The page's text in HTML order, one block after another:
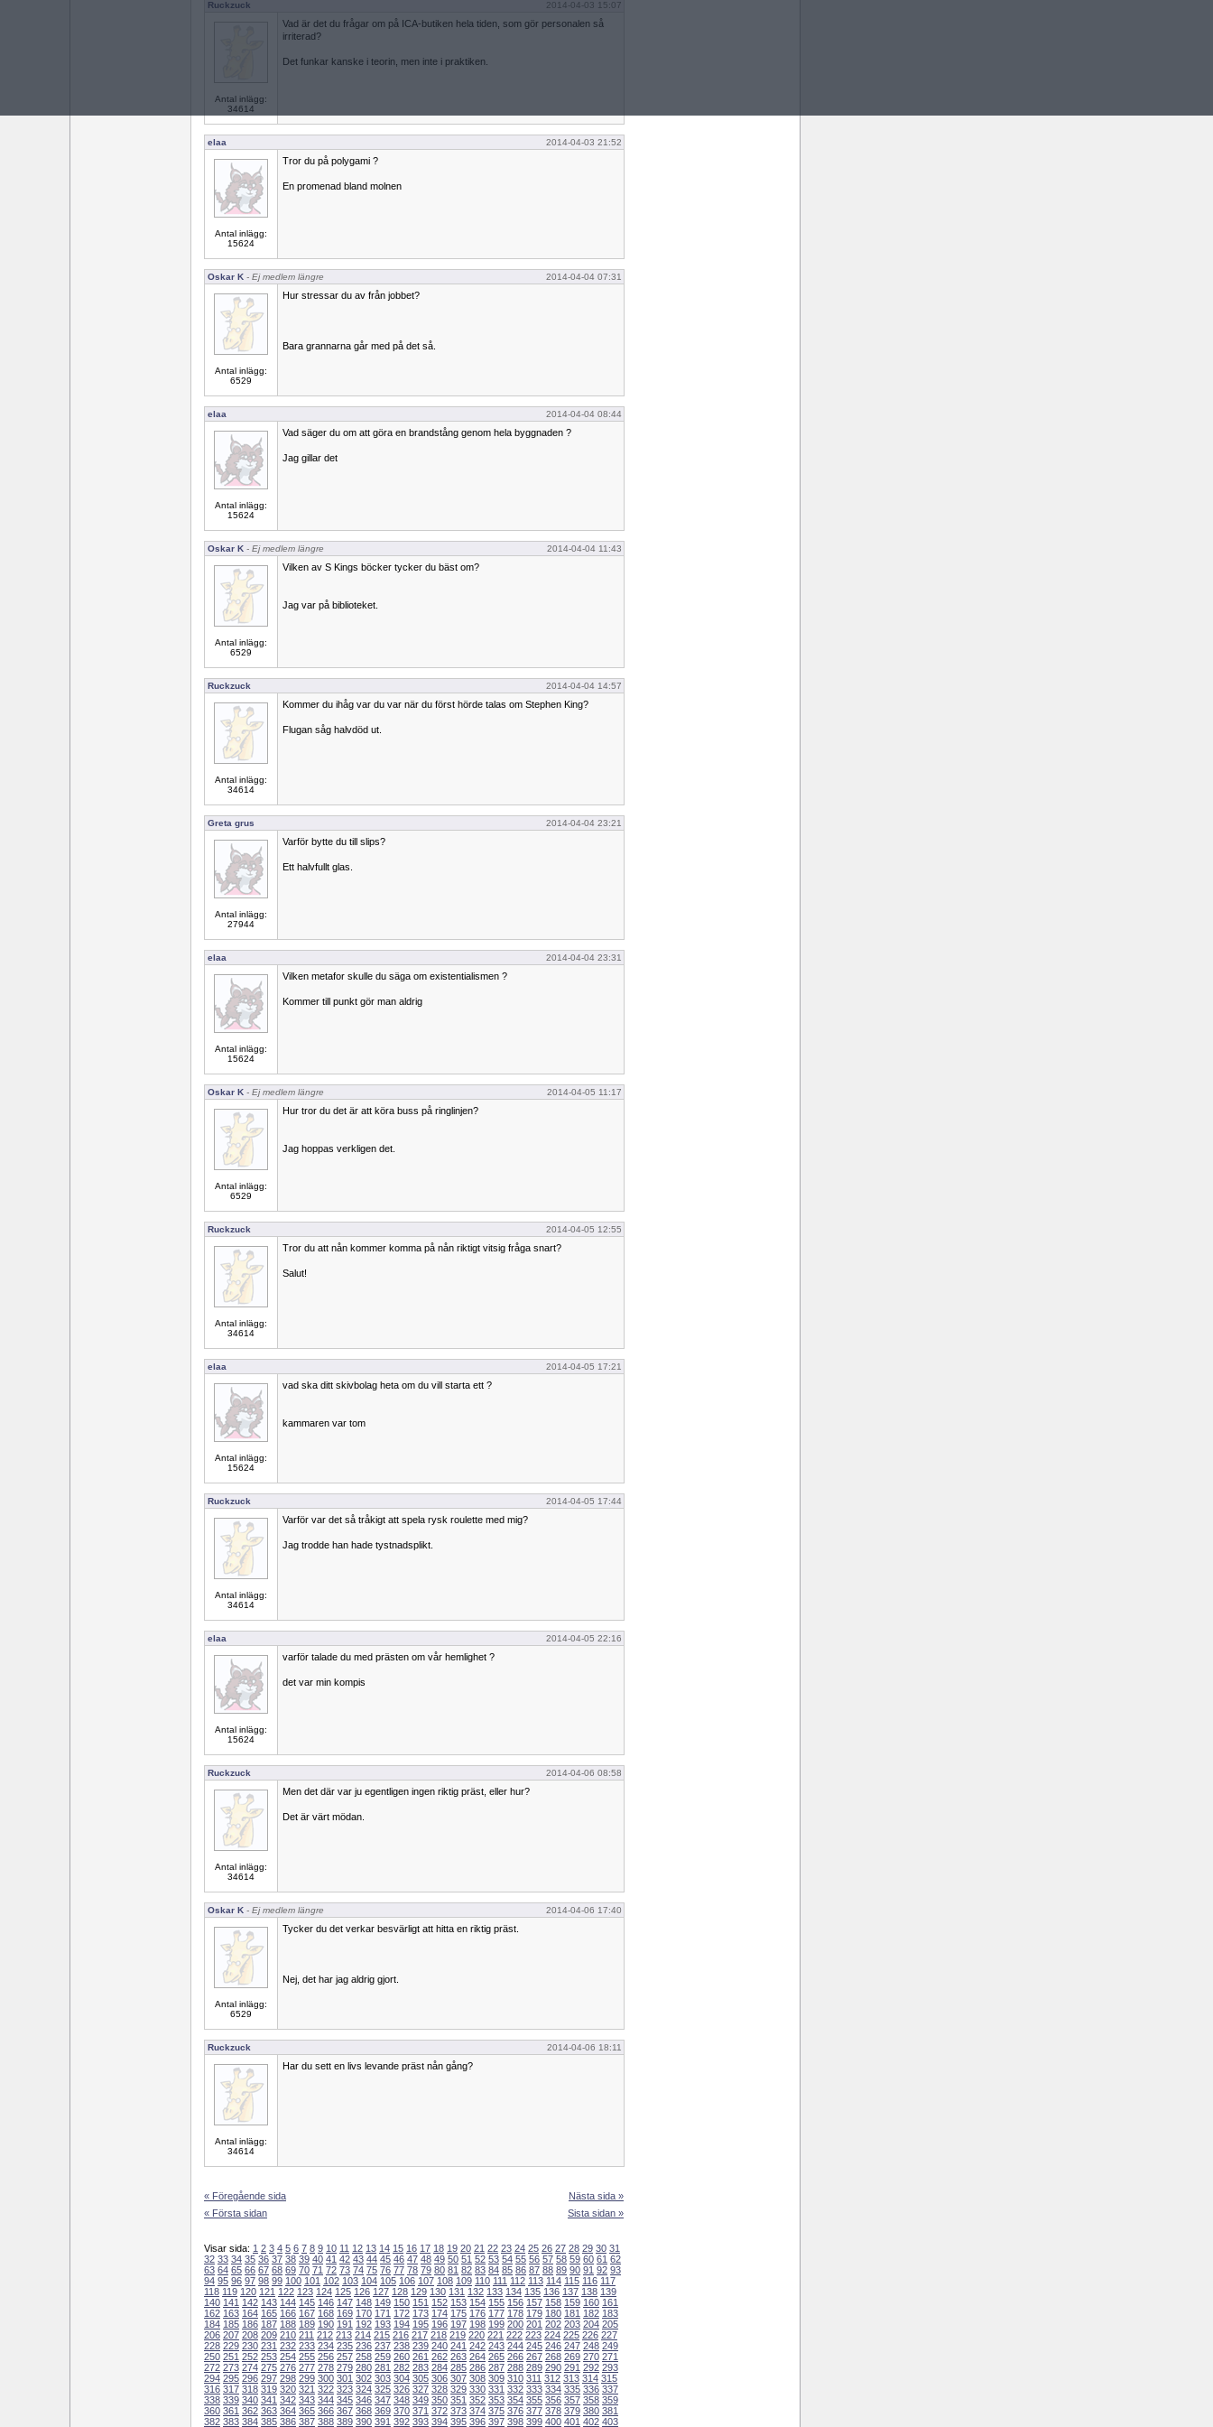
Ruckzuck 2014-04-03 15:07
Antal inlägg:
34614
Vad är det du frågar om på ICA-butiken hela tiden, som gör personalen så
irriterad?
Det funkar kanske i teorin, men inte i praktiken.
elaa 2014-04-03 21:52
Antal inlägg:
15624
Tror du på polygami ?
En promenad bland molnen
Oskar K - Ej medlem längre 2014-04-04 07:31
Antal inlägg:
6529
Hur stressar du av från jobbet?
Bara grannarna går med på det så.
elaa 2014-04-04 08:44
Antal inlägg:
15624
Vad säger du om att göra en brandstång genom hela byggnaden ?
Jag gillar det
Oskar K - Ej medlem längre 2014-04-04 11:43
Antal inlägg:
6529
Vilken av S Kings böcker tycker du bäst om?
Jag var på biblioteket.
Ruckzuck 2014-04-04 14:57
Antal inlägg:
34614
Kommer du ihåg var du var när du först hörde talas om Stephen King?
Flugan såg halvdöd ut.
Greta grus 2014-04-04 23:21
Antal inlägg:
27944
Varför bytte du till slips?
Ett halvfullt glas.
elaa 2014-04-04 23:31
Antal inlägg:
15624
Vilken metafor skulle du säga om existentialismen ?
Kommer till punkt gör man aldrig
Oskar K - Ej medlem längre 2014-04-05 11:17
Antal inlägg:
6529
Hur tror du det är att köra buss på ringlinjen?
Jag hoppas verkligen det.
Ruckzuck 2014-04-05 12:55
Antal inlägg:
34614
Tror du att nån kommer komma på nån riktigt vitsig fråga snart?
Salut!
elaa 2014-04-05 17:21
Antal inlägg:
15624
vad ska ditt skivbolag heta om du vill starta ett ?
kammaren var tom
Ruckzuck 2014-04-05 17:44
Antal inlägg:
34614
Varför var det så tråkigt att spela rysk roulette med mig?
Jag trodde han hade tystnadsplikt.
elaa 2014-04-05 22:16
Antal inlägg:
15624
varför talade du med prästen om vår hemlighet ?
det var min kompis
Ruckzuck 2014-04-06 08:58
Antal inlägg:
34614
Men det där var ju egentligen ingen riktig präst, eller hur?
Det är värt mödan.
Oskar K - Ej medlem längre 2014-04-06 17:40
Antal inlägg:
6529
Tycker du det verkar besvärligt att hitta en riktig präst.
Nej, det har jag aldrig gjort.
Ruckzuck 2014-04-06 18:11
Antal inlägg:
34614
Har du sett en livs levande präst nån gång?
« Föregående sida
« Första sidan
Nästa sida »
Sista sidan »
Visar sida: 1 2 3 4 5 6 7 8 9 10 11 12 13 14 15 16 17 18 19 20 21 22 23 24 25 26 27 28 29 30 31
32 33 34 35 36 37 38 39 40 41 42 43 44 45 46 47 48 49 50 51 52 53 54 55 56 57 58 59 60 61 62
63 64 65 66 67 68 69 70 71 72 73 74 75 76 77 78 79 80 81 82 83 84 85 86 87 88 89 90 91 92 93
94 95 96 97 98 99 100 101 102 103 104 105 106 107 108 109 110 111 112 113 114 115 116 117
118 119 120 121 122 123 124 125 126 127 128 129 130 131 132 133 134 135 136 137 138 139
140 141 142 143 144 145 146 147 148 149 150 151 152 153 154 155 156 157 158 159 160 161
162 163 164 165 166 167 168 169 170 171 172 173 174 175 176 177 178 179 180 181 182 183
184 185 186 187 188 189 190 191 192 193 194 195 196 197 198 199 200 201 202 203 204 205
206 207 208 209 210 211 212 213 214 215 216 217 218 219 220 221 222 223 224 225 226 227
228 229 230 231 232 233 234 235 236 237 238 239 240 241 242 243 244 245 246 247 248 249
250 251 252 253 254 255 256 257 258 259 260 261 262 263 264 265 266 267 268 269 270 271
272 273 274 275 276 277 278 279 280 281 282 283 284 285 286 287 288 289 290 291 292 293
294 295 296 297 298 299 300 301 302 303 304 305 306 307 308 309 310 311 312 313 314 315
316 317 318 319 320 321 322 323 324 325 326 327 328 329 330 331 332 333 334 335 336 337
338 339 340 341 342 343 344 345 346 347 348 349 350 351 352 353 354 355 356 357 358 359
360 361 362 363 364 365 366 367 368 369 370 371 372 373 374 375 376 377 378 379 380 381
382 383 384 385 386 387 388 389 390 391 392 393 394 395 396 397 398 399 400 401 402 403